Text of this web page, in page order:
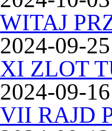
WITAJ
2024-09-25
XI ZLOT
2024-09-16
VII RAJD